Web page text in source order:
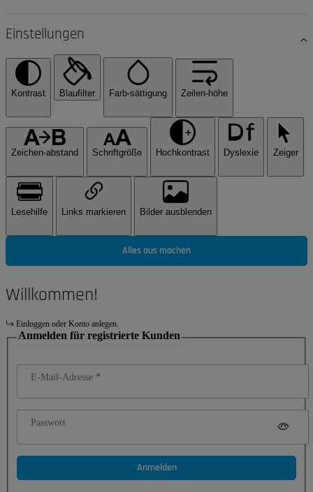
Einstellungen
Kontrast Blaufilter Farb-sättigung Zeilen-höhe
Zeichen-abstand Schriftgröße Hochkontrast Dyslexie Zeiger
Lesehilfe Links markieren Bilder ausblenden
Alles aus machen
Willkommen!
Einloggen oder Konto anlegen.
Anmelden für registrierte Kunden
E-Mail-Adresse
Passwort
Anmelden